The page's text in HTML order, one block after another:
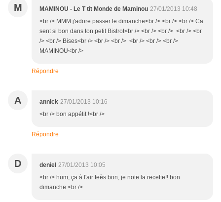
M MAMINOU - Le T tit Monde de Maminou 27/01/2013 10:48
<br /> MMM j'adore passer le dimanche<br /> <br /> <br /> Ca
sent si bon dans ton petit Bistrot<br /> <br /> <br /> <br /> <br
/> <br /> Bises<br /> <br /> <br /> <br /> <br /> <br />
MAMINOU<br />
Répondre
A annick 27/01/2013 10:16
<br /> bon appétit !<br />
Répondre
D deniel 27/01/2013 10:05
<br /> hum, ça à l'air teès bon, je note la recette!! bon
dimanche <br />